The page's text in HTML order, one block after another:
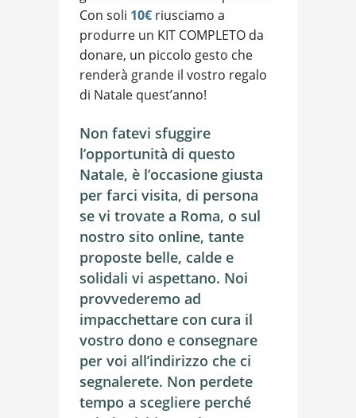
Con soli 10€ riusciamo a
produrre un KIT COMPLETO da
donare, un piccolo gesto che
renderà grande il vostro regalo
di Natale quest’anno!
Non fatevi sfuggire
l’opportunità di questo
Natale, è l’occasione giusta
per farci visita, di persona
se vi trovate a Roma, o sul
nostro sito online, tante
proposte belle, calde e
solidali vi aspettano. Noi
provvederemo ad
impacchettare con cura il
vostro dono e consegnare
per voi all’indirizzo che ci
segnalerete. Non perdete
tempo a scegliere perché